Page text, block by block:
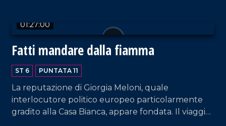
01:27:00
Fatti mandare dalla fiamma
ST 6 PUNTATA 11
La reputazione di Giorgia Meloni, quale
interlocutore politico europeo particolarmente
gradito alla Casa Bianca, appare fondata. Il viaggio
VAI AL TITOLO